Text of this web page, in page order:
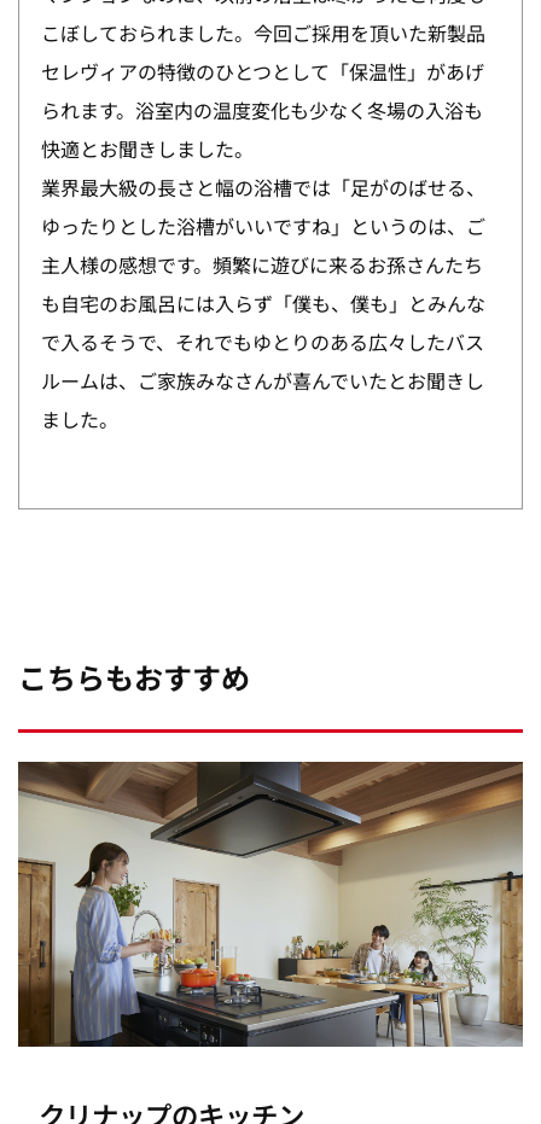
こぼしておられました。今回ご採用を頂いた新製品
セレヴィアの特徴のひとつとして「保温性」があげ
られます。浴室内の温度変化も少なく冬場の入浴も
快適とお聞きしました。
業界最大級の長さと幅の浴槽では「足がのばせる、
ゆったりとした浴槽がいいですね」というのは、ご
主人様の感想です。頻繁に遊びに来るお孫さんたち
も自宅のお風呂には入らず「僕も、僕も」とみんな
で入るそうで、それでもゆとりのある広々したバス
ルームは、ご家族みなさんが喜んでいたとお聞きし
ました。
こちらもおすすめ
クリナップのキッチン